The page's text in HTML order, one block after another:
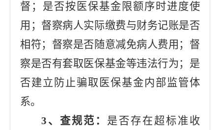
督；是否按医保基金限额序时进度使
用；督察病人实际缴费与财务记账是否
相符；督察是否随意减免病人费用；督
察是否有套取医保基金等违法行为；是
否建立防止骗取医保基金内部监管体
系。
3 、查规范： 是否存在 超标准收